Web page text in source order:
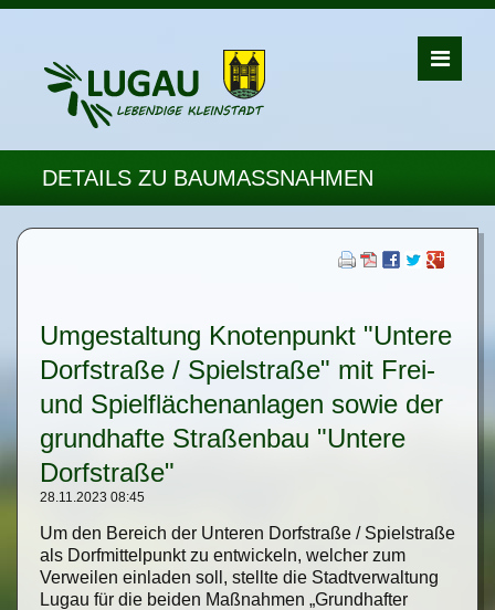
DETAILS ZU BAUMASSNAHMEN
Umgestaltung Knotenpunkt "Untere
Dorfstraße / Spielstraße" mit Frei-
und Spielflächenanlagen sowie der
grundhafte Straßenbau "Untere
Dorfstraße"
28.11.2023 08:45
Um den Bereich der Unteren Dorfstraße / Spielstraße
als Dorfmittelpunkt zu entwickeln, welcher zum
Verweilen einladen soll, stellte die Stadtverwaltung
Lugau für die beiden Maßnahmen „Grundhafter